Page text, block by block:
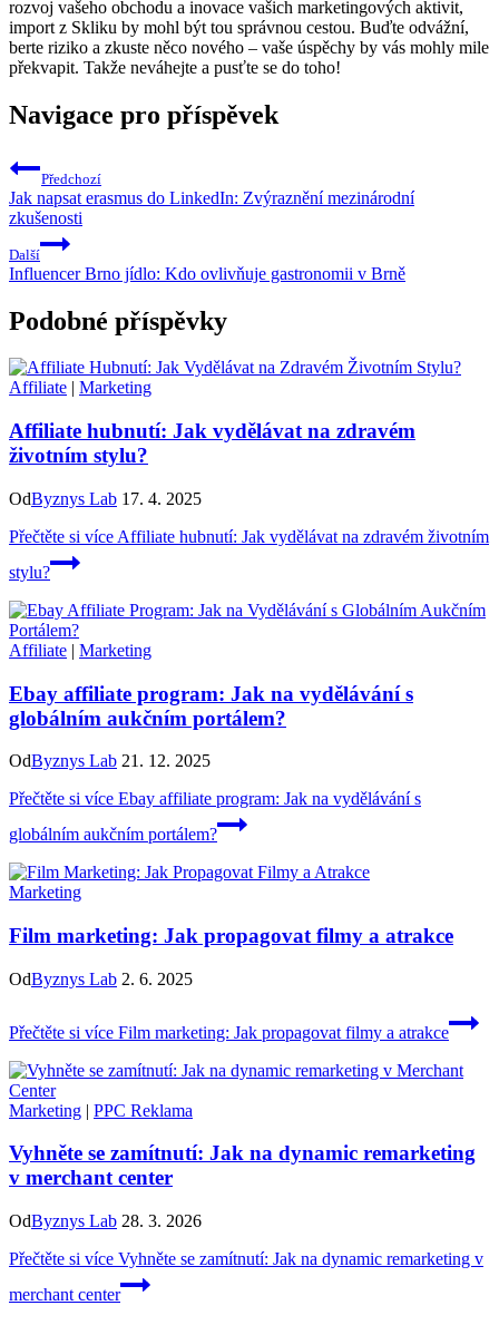
rozvoj vašeho obchodu a inovace vašich marketingových aktivit,
import z Skliku by mohl být tou správnou cestou. Buďte odvážní,
berte riziko a zkuste něco nového – vaše úspěchy by vás mohly mile
překvapit. Takže neváhejte a pusťte se do toho!
Navigace pro příspěvek
Předchozí
Jak napsat erasmus do LinkedIn: Zvýraznění mezinárodní
zkušenosti
Další
Influencer Brno jídlo: Kdo ovlivňuje gastronomii v Brně
Podobné příspěvky
Affiliate | Marketing
Affiliate hubnutí: Jak vydělávat na zdravém
životním stylu?
OdByznys Lab 17. 4. 2025
Přečtěte si více Affiliate hubnutí: Jak vydělávat na zdravém životním
stylu?
Affiliate | Marketing
Ebay affiliate program: Jak na vydělávání s
globálním aukčním portálem?
OdByznys Lab 21. 12. 2025
Přečtěte si více Ebay affiliate program: Jak na vydělávání s
globálním aukčním portálem?
Marketing
Film marketing: Jak propagovat filmy a atrakce
OdByznys Lab 2. 6. 2025
Přečtěte si více Film marketing: Jak propagovat filmy a atrakce
Marketing | PPC Reklama
Vyhněte se zamítnutí: Jak na dynamic remarketing
v merchant center
OdByznys Lab 28. 3. 2026
Přečtěte si více Vyhněte se zamítnutí: Jak na dynamic remarketing v
merchant center